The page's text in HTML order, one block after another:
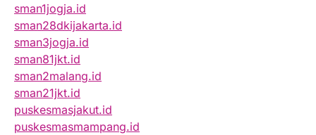
sman1jogja.id
sman28dkijakarta.id
sman3jogja.id
sman81jkt.id
sman2malang.id
sman21jkt.id
puskesmasjakut.id
puskesmasmampang.id